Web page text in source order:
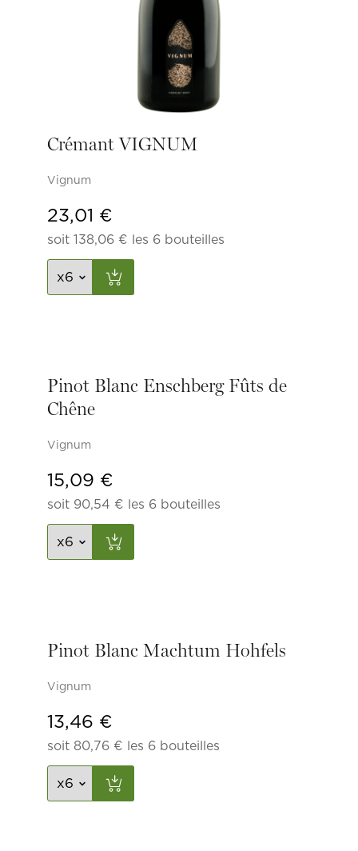
Crémant VIGNUM
Vignum
23,01 €
soit 138,06 € les 6 bouteilles
Pinot Blanc Enschberg Fûts de
Chêne
Vignum
15,09 €
soit 90,54 € les 6 bouteilles
Pinot Blanc Machtum Hohfels
Vignum
13,46 €
soit 80,76 € les 6 bouteilles